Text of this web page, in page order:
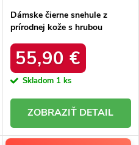
Dámske čierne snehule z
prírodnej kože s hrubou
produktu OO274A206
55,90 €
Skladom 1 ks
DETAIL